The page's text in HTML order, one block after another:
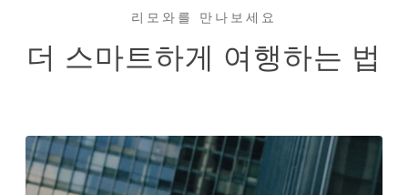
리모와를 만나보세요
더 스마트하게 여행하는 법